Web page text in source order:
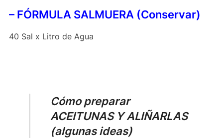
– FÓRMULA SALMUERA (Conservar)
40 Sal x Litro de Agua
Cómo preparar
ACEITUNAS Y ALIÑARLAS
(algunas ideas)